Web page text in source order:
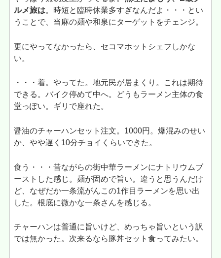
ルメ旅は。時短と臨時休業多すぎなんだよ・・・とい
うことで、当麻の麺や和泉にターゲットをチェンジ。
更にやってなかったら、セコマホットシェフしかな
い。
・・・着。やってた。地元民が居まくり。これは期待
できる。バイク停めて中へ。どうもラーメン主体の食
堂っぽい。ギリで座れた。
醤油のチャーハンセット注文。1000円。爆混みのせい
か、やや遅く10分チョイくらいできた。
食う・・・昔ながらの街中華ラーメンにナトリウムブ
ーストした感じ。麺が固めで旨い。違うと思うんだけ
ど、なぜだか一条流がんこの1作目ラーメンを思い出
した。根底に微かな一条さんを感じる。
チャーハンは普通に旨いけど、めっちゃ旨いという訳
では無かった。次来るなら豚丼セット食ってみたい。